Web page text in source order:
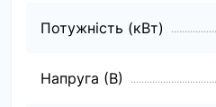
Потужність (кВт)
Напруга (В)